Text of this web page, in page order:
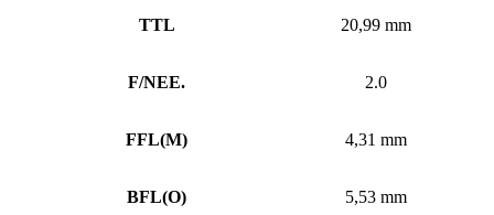
TTL 20,99 mm
F/NEE. 2.0
FFL(M) 4,31 mm
BFL(O) 5,53 mm